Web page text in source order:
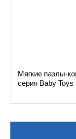
Мягкие пазлы-
серия Baby Toys